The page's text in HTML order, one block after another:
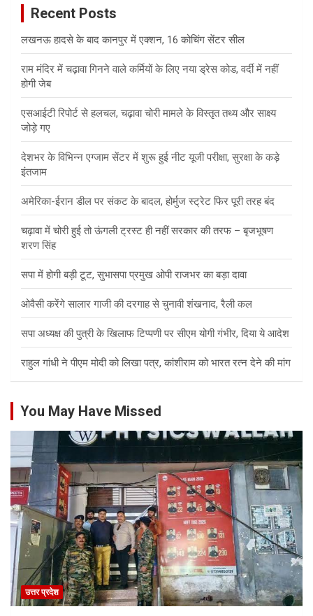
Recent Posts
लखनऊ हादसे के बाद कानपुर में एक्शन, 16 कोचिंग सेंटर सील
राम मंदिर में चढ़ावा गिनने वाले कर्मियों के लिए नया ड्रेस कोड, वर्दी में नहीं
होगी जेब
एसआईटी रिपोर्ट से हलचल, चढ़ावा चोरी मामले के विस्तृत तथ्य और साक्ष्य
जोड़े गए
देशभर के विभिन्न एग्जाम सेंटर में शुरू हुई नीट यूजी परीक्षा, सुरक्षा के कड़े
इंतजाम
अमेरिका-ईरान डील पर संकट के बादल, होर्मुज स्ट्रेट फिर पूरी तरह बंद
चढ़ावा में चोरी हुई तो ऊंगली ट्रस्ट ही नहीं सरकार की तरफ – बृजभूषण
शरण सिंह
सपा में होगी बड़ी टूट, सुभासपा प्रमुख ओपी राजभर का बड़ा दावा
ओवैसी करेंगे सालार गाजी की दरगाह से चुनावी शंखनाद, रैली कल
सपा अध्यक्ष की पुत्री के खिलाफ टिप्पणी पर सीएम योगी गंभीर, दिया ये आदेश
राहुल गांधी ने पीएम मोदी को लिखा पत्र, कांशीराम को भारत रत्न देने की मांग
You May Have Missed
उत्तर प्रदेश